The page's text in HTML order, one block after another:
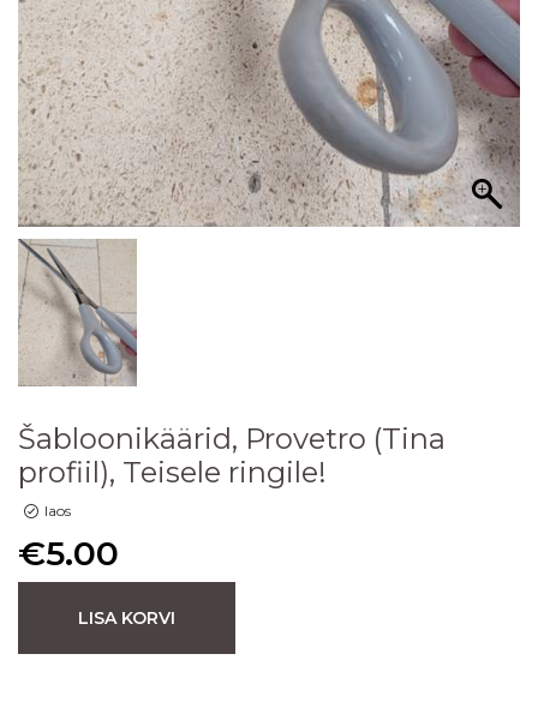
Šabloonikäärid, Provetro (Tina
profiil), Teisele ringile!
laos
€5.00
LISA KORVI